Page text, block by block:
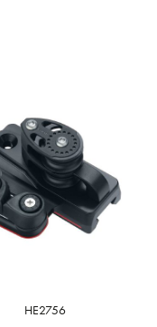
HE2756